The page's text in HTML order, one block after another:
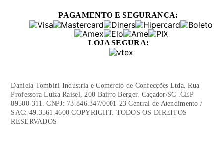
LOJA SEGURA:
Daniela Tombini Indústria e Comércio de Confecções Ltda. Rua
Professora Luiza Raisel, 200 Bairro Berger. Caçador/SC .CEP
89500-311. CNPJ: 73.846.347/0001-23 Central de Atendimento /
SAC: 49.3561.4600 COPYRIGHT. TODOS OS DIREITOS
RESERVADOS